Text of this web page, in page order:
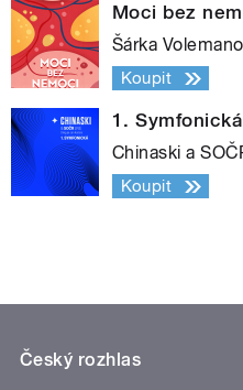
Moci bez
Šárka
Koupit
1. Symfonická
Chinaski a
Koupit
Český rozhlas